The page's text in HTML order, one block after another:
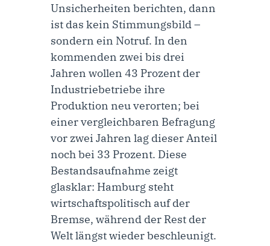
Unsicherheiten berichten, dann
ist das kein Stimmungsbild –
sondern ein Notruf. In den
kommenden zwei bis drei
Jahren wollen 43 Prozent der
Industriebetriebe ihre
Produktion neu verorten; bei
einer vergleichbaren Befragung
vor zwei Jahren lag dieser Anteil
noch bei 33 Prozent. Diese
Bestandsaufnahme zeigt
glasklar: Hamburg steht
wirtschaftspolitisch auf der
Bremse, während der Rest der
Welt längst wieder beschleunigt.